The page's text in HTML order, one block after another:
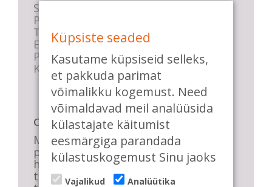
Stuudio sisekord
Privaatsustingimused
Tasemete kirjeldused
E-poe tingimused
Parkimise info
KKK
Casa de Baile
Me pühendume lõbusale olemisele,
positiivsele seltskonnale ja
huvitavatele ning kasulikele
tantsudele. Kui mõnes meie
Küpsiste seaded
Kasutame küpsiseid selleks,
et pakkuda parimat
võimalikku kogemust. Need
võimaldavad meil analüüsida
külastajate käitumist
eesmärgiga parandada
külastuskogemust Sinu jaoks
Vajalikud Analüütika